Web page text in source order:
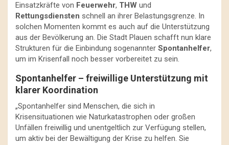
Einsatzkräfte von Feuerwehr, THW und
Rettungsdiensten schnell an ihrer Belastungsgrenze. In
solchen Momenten kommt es auch auf die Unterstützung
aus der Bevölkerung an. Die Stadt Plauen schafft nun klare
Strukturen für die Einbindung sogenannter Spontanhelfer,
um im Krisenfall noch besser vorbereitet zu sein.
Spontanhelfer – freiwillige Unterstützung mit
klarer Koordination
„Spontanhelfer sind Menschen, die sich in
Krisensituationen wie Naturkatastrophen oder großen
Unfällen freiwillig und unentgeltlich zur Verfügung stellen,
um aktiv bei der Bewältigung der Krise zu helfen. Sie